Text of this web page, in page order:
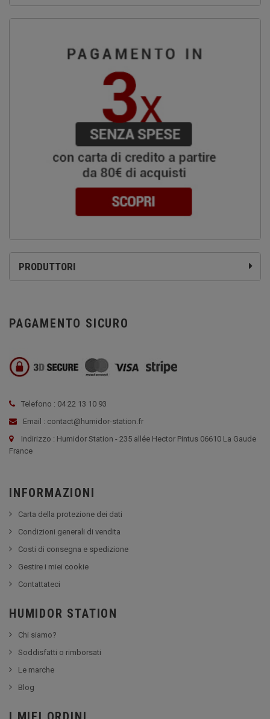
PRODUTTORI
PAGAMENTO SICURO
Telefono : 04 22 13 10 93
Email : contact@humidor-station.fr
Indirizzo : Humidor Station - 235 allée Hector Pintus 06610 La Gaude
France
INFORMAZIONI
Carta della protezione dei dati
Condizioni generali di vendita
Costi di consegna e spedizione
Gestire i miei cookie
Contattateci
HUMIDOR STATION
Chi siamo?
Soddisfatti o rimborsati
Le marche
Blog